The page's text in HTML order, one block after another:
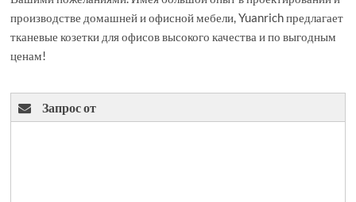
производстве домашней и офисной мебели, Yuanrich предлагает
тканевые козетки для офисов высокого качества и по выгодным
ценам!
Запрос от